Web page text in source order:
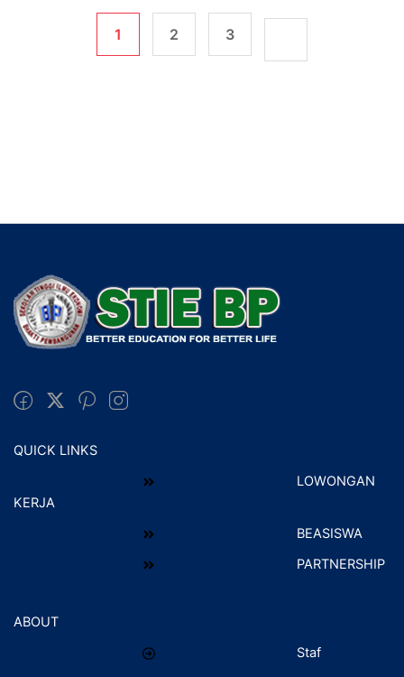
1 2 3
QUICK LINKS
LOWONGAN
KERJA
BEASISWA
PARTNERSHIP
ABOUT
Staf